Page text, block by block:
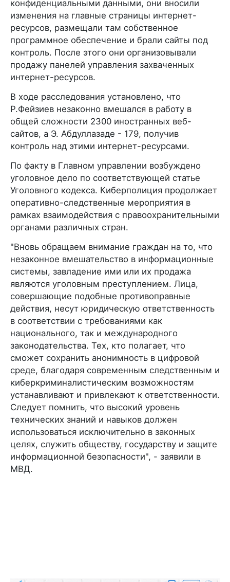
конфиденциальными данными, они вносили
изменения на главные страницы интернет-
ресурсов, размещали там собственное
программное обеспечение и брали сайты под
контроль. После этого они организовывали
продажу панелей управления захваченных
интернет-ресурсов.
В ходе расследования установлено, что
Р.Фейзиев незаконно вмешался в работу в
общей сложности 2300 иностранных веб-
сайтов, а Э. Абдуллазаде - 179, получив
контроль над этими интернет-ресурсами.
По факту в Главном управлении возбуждено
уголовное дело по соответствующей статье
Уголовного кодекса. Киберполиция продолжает
оперативно-следственные мероприятия в
рамках взаимодействия с правоохранительными
органами различных стран.
"Вновь обращаем внимание граждан на то, что
незаконное вмешательство в информационные
системы, завладение ими или их продажа
являются уголовным преступлением. Лица,
совершающие подобные противоправные
действия, несут юридическую ответственность
в соответствии с требованиями как
национального, так и международного
законодательства. Тех, кто полагает, что
сможет сохранить анонимность в цифровой
среде, благодаря современным следственным и
киберкриминалистическим возможностям
устанавливают и привлекают к ответственности.
Следует помнить, что высокий уровень
технических знаний и навыков должен
использоваться исключительно в законных
целях, служить обществу, государству и защите
информационной безопасности", - заявили в
МВД.